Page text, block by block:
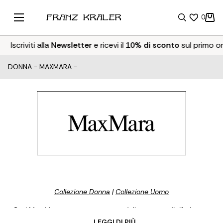
0
allaNewslettere ricevi il10% di scontosul primo
DONNA - MAXMARA -
Collezione Donna |Collezione Uomo
Oggi Max Mara rappresenta un modello e punto di riferimento
per il ready-to-wear italiano e internazionale. Il brand è